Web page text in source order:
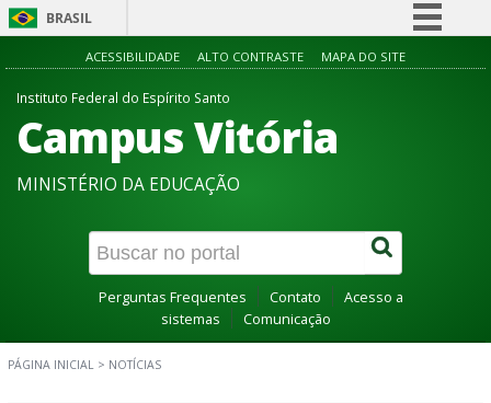
BRASIL
Simplifique!
Acesso à informação
Canais
ACESSIBILIDADE ALTO CONTRASTE MAPA DO SITE
Instituto Federal do Espírito Santo
Campus Vitória
MINISTÉRIO DA EDUCAÇÃO
Perguntas Frequentes Contato
Acesso a
sistemas
Comunicação
PÁGINA INICIAL > NOTÍCIAS